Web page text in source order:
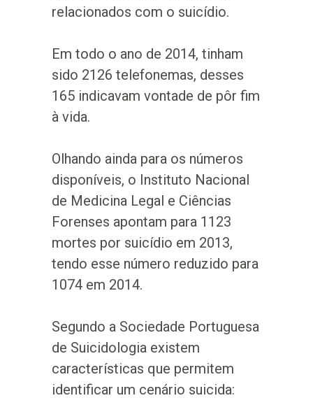
relacionados com o suicídio.
Em todo o ano de 2014, tinham
sido 2126 telefonemas, desses
165 indicavam vontade de pôr fim
à vida.
Olhando ainda para os números
disponíveis, o Instituto Nacional
de Medicina Legal e Ciências
Forenses apontam para 1123
mortes por suicídio em 2013,
tendo esse número reduzido para
1074 em 2014.
Segundo a Sociedade Portuguesa
de Suicidologia existem
características que permitem
identificar um cenário suicida: